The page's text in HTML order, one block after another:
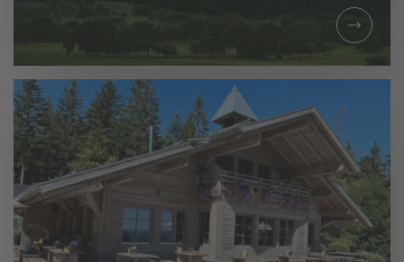
TAGESAUSFLUG
GEMEINSAM
UNTERWEGS IN
KELTERN